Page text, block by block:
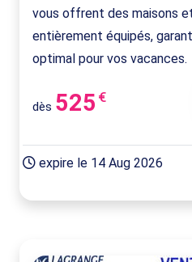
vous offrent des maisons
entièrement équipés,
optimal pour vos vacances.
dès 525 €
expire le 14 Aug 2026